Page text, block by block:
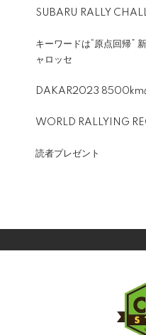
SUBARU RALLY
キーワードは“原点回帰”
ャロッセ
DAKAR2023 8500km
WORLD RALLYING
読者プレゼント